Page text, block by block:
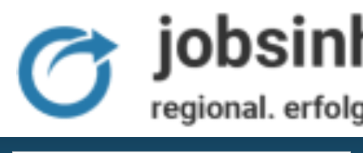
Jobs und Stellenangebote in
Hamburg